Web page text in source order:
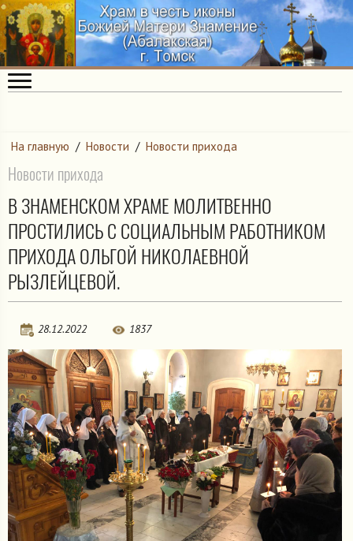
На главную / Новости / Новости прихода
Новости прихода
В ЗНАМЕНСКОМ ХРАМЕ МОЛИТВЕННО
ПРОСТИЛИСЬ С СОЦИАЛЬНЫМ РАБОТНИКОМ
ПРИХОДА ОЛЬГОЙ НИКОЛАЕВНОЙ
РЫЗЛЕЙЦЕВОЙ.
28.12.2022 1837